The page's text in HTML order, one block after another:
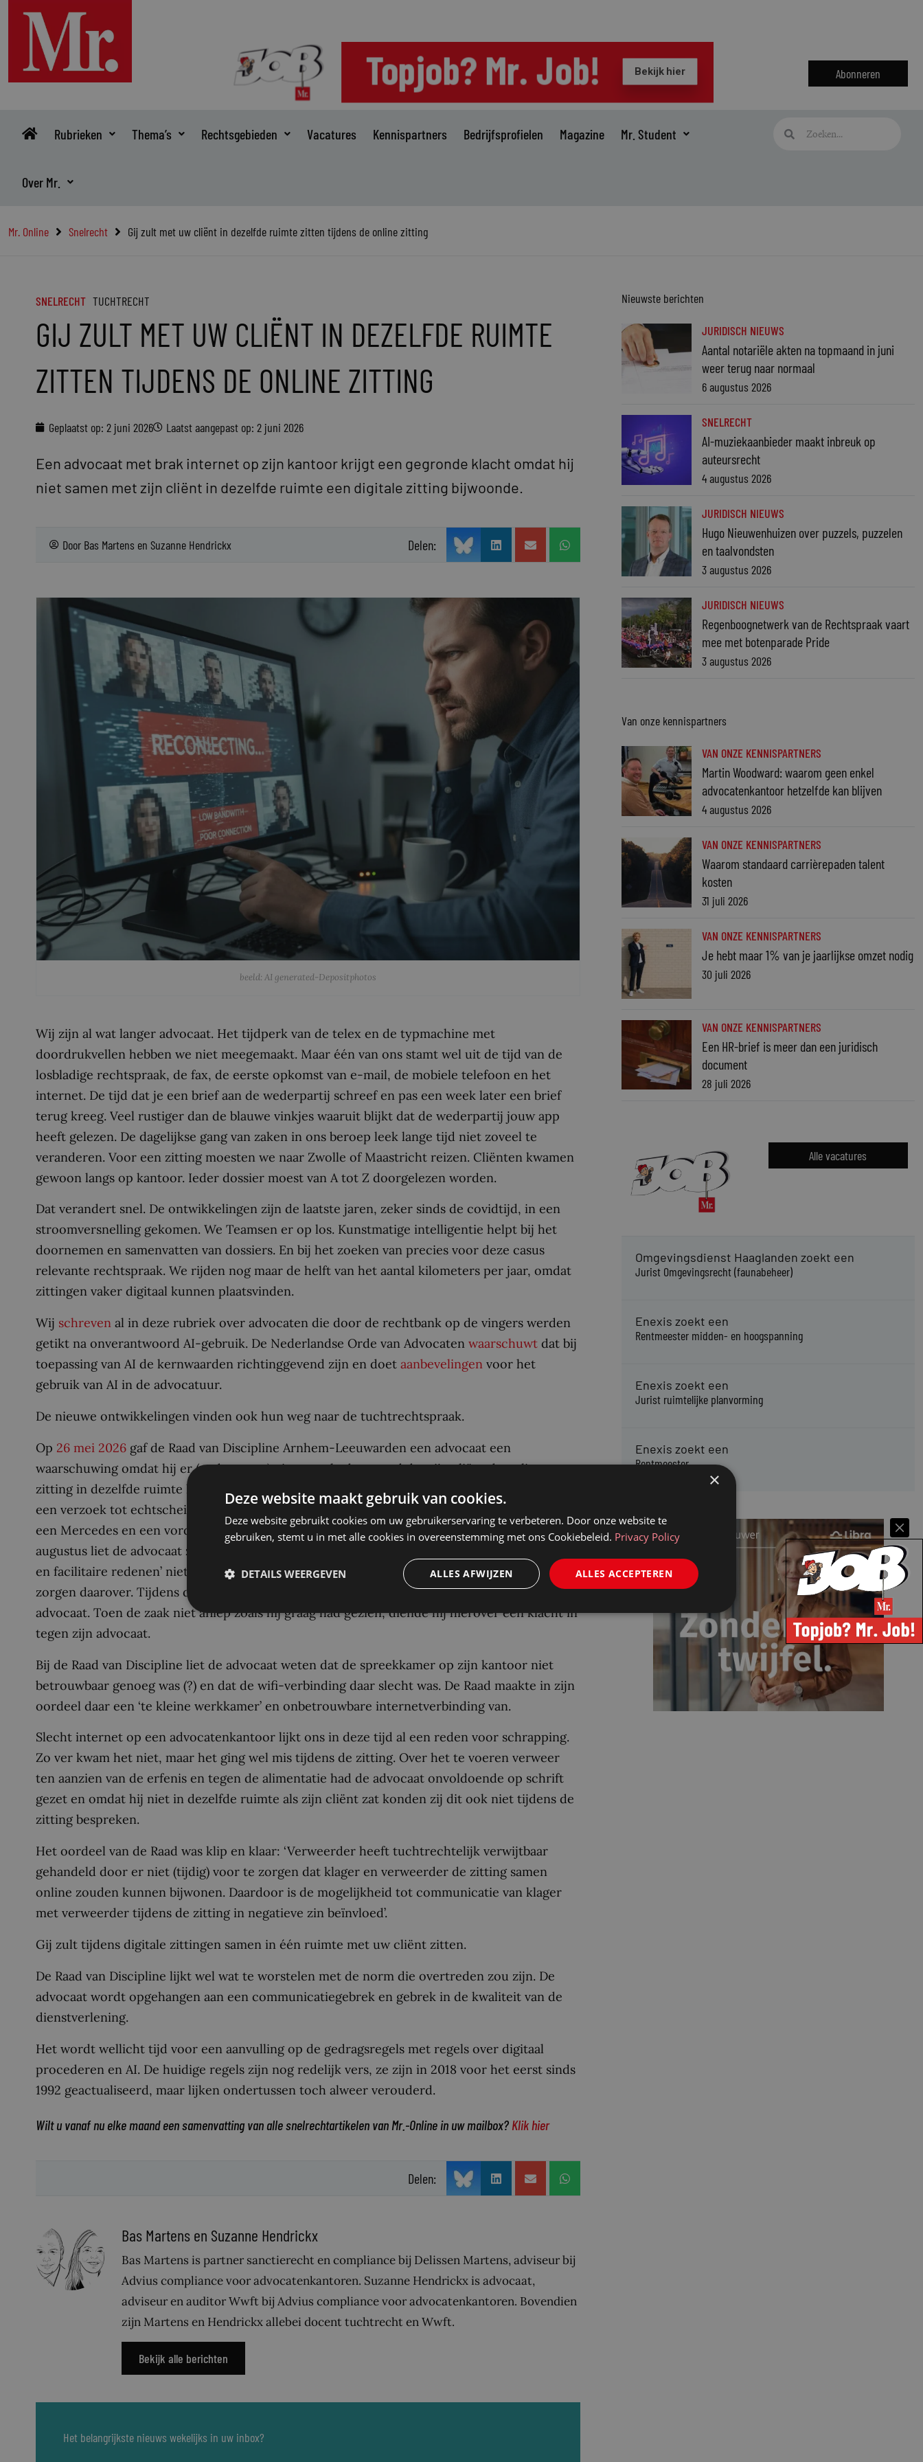
inhoud
Abonneren
Rubrieken Thema’s Rechtsgebieden Vacatures Kennispartners Bedrijfsprofielen Magazine Mr. Student
Over Mr.
Zoeken
Mr. Online Snelrecht Gij zult met uw cliënt in dezelfde ruimte zitten tijdens de online zitting
SNELRECHT TUCHTRECHT
GIJ ZULT MET UW CLIËNT IN DEZELFDE RUIMTE
ZITTEN TIJDENS DE ONLINE ZITTING
Geplaatst op: 2 juni 2026 Laatst aangepast op: 2 juni 2026
Een advocaat met brak internet op zijn kantoor krijgt een gegronde klacht omdat hij
niet samen met zijn cliënt in dezelfde ruimte een digitale zitting bijwoonde.
Door Bas Martens en Suzanne Hendrickx Delen:
beeld: AI generated-Depositphotos
Wij zijn al wat langer advocaat. Het tijdperk van de telex en de typmachine met
doordrukvellen hebben we niet meegemaakt. Maar één van ons stamt wel uit de tijd van de
losbladige rechtspraak, de fax, de eerste opkomst van e-mail, de mobiele telefoon en het
internet. De tijd dat je een brief aan de wederpartij schreef en pas een week later een brief
terug kreeg. Veel rustiger dan de blauwe vinkjes waaruit blijkt dat de wederpartij jouw app
heeft gelezen. De dagelijkse gang van zaken in ons beroep leek lange tijd niet zoveel te
veranderen. Voor een zitting moesten we naar Zwolle of Maastricht reizen. Cliënten kwamen
gewoon langs op kantoor. Ieder dossier moest van A tot Z doorgelezen worden.
Dat verandert snel. De ontwikkelingen zijn de laatste jaren, zeker sinds de covidtijd, in een
stroomversnelling gekomen. We Teamsen er op los. Kunstmatige intelligentie helpt bij het
doornemen en samenvatten van dossiers. En bij het zoeken van precies voor deze casus
relevante rechtspraak. We rijden nog maar de helft van het aantal kilometers per jaar, omdat
zittingen vaker digitaal kunnen plaatsvinden.
Wij schreven al in deze rubriek over advocaten die door de rechtbank op de vingers werden
getikt na onverantwoord AI-gebruik. De Nederlandse Orde van Advocaten waarschuwt dat bij
toepassing van AI de kernwaarden richtinggevend zijn en doet aanbevelingen voor het
gebruik van AI in de advocatuur.
De nieuwe ontwikkelingen vinden ook hun weg naar de tuchtrechtspraak.
Op 26 mei 2026 gaf de Raad van Discipline Arnhem-Leeuwarden een advocaat een
waarschuwing omdat hij er (onder meer) niet voor had gezorgd dat zijn cliënt de online
zitting in dezelfde ruimte kon bijwonen. Klager lag in scheiding. Zijn ex-echtgenote diende
een verzoek tot echtscheiding met nevenvoorzieningen in. Daar ging het onder meer over
een Mercedes en een vordering op de nalatenschap van de moeder van de ex-echtgenote. In
augustus liet de advocaat zijn cliënt weten dat de digitale zitting in oktober om ‘technische
en facilitaire redenen’ niet gezamenlijk op kantoor kon plaatsvinden. De cliënt uitte zijn
zorgen daarover. Tijdens de zitting zat de wederpartij wel in dezelfde ruimte met haar
advocaat. Toen de zaak niet afliep zoals hij graag had gezien, diende hij hierover een klacht in
tegen zijn advocaat.
Bij de Raad van Discipline liet de advocaat weten dat de spreekkamer op zijn kantoor niet
betrouwbaar genoeg was (?) en dat de wifi-verbinding daar slecht was. De Raad maakte in zijn
oordeel daar een ‘te kleine werkkamer’ en onbetrouwbare internetverbinding van.
Slecht internet op een advocatenkantoor lijkt ons in deze tijd al een reden voor schrapping.
Zo ver kwam het niet, maar het ging wel mis tijdens de zitting. Over het te voeren verweer
ten aanzien van de erfenis en tegen de alimentatie had de advocaat onvoldoende op schrift
gezet en omdat hij niet in dezelfde ruimte als zijn cliënt zat konden zij dit ook niet tijdens de
zitting bespreken.
Het oordeel van de Raad was klip en klaar: ‘Verweerder heeft tuchtrechtelijk verwijtbaar
gehandeld door er niet (tijdig) voor te zorgen dat klager en verweerder de zitting samen
online zouden kunnen bijwonen. Daardoor is de mogelijkheid tot communicatie van klager
met verweerder tijdens de zitting in negatieve zin beïnvloed’.
Gij zult tijdens digitale zittingen samen in één ruimte met uw cliënt zitten.
De Raad van Discipline lijkt wel wat te worstelen met de norm die overtreden zou zijn. De
advocaat wordt opgehangen aan een communicatiegebrek en gebrek in de kwaliteit van de
dienstverlening.
Het wordt wellicht tijd voor een aanvulling op de gedragsregels met regels over digitaal
procederen en AI. De huidige regels zijn nog redelijk vers, ze zijn in 2018 voor het eerst sinds
1992 geactualiseerd, maar lijken ondertussen toch alweer verouderd.
Wilt u vanaf nu elke maand een samenvatting van alle snelrechtartikelen van Mr.-Online in uw mailbox? Klik hier
Delen:
Bas Martens en Suzanne Hendrickx
Bas Martens is partner sanctierecht en compliance bij Delissen Martens, adviseur bij
Advius compliance voor advocatenkantoren. Suzanne Hendrickx is advocaat,
adviseur en auditor Wwft bij Advius compliance voor advocatenkantoren. Bovendien
zijn Martens en Hendrickx allebei docent tuchtrecht en Wwft.
Bekijk alle berichten
Het belangrijkste nieuws wekelijks in uw inbox?
Nieuwste berichten
JURIDISCH NIEUWS
Aantal notariële akten na topmaand in juni
weer terug naar normaal
6 augustus 2026
SNELRECHT
AI-muziekaanbieder maakt inbreuk op
auteursrecht
4 augustus 2026
JURIDISCH NIEUWS
Hugo Nieuwenhuizen over puzzels, puzzelen
en taalvondsten
3 augustus 2026
JURIDISCH NIEUWS
Regenboognetwerk van de Rechtspraak vaart
mee met botenparade Pride
3 augustus 2026
Van onze kennispartners
VAN ONZE KENNISPARTNERS
Martin Woodward: waarom geen enkel
advocatenkantoor hetzelfde kan blijven
4 augustus 2026
VAN ONZE KENNISPARTNERS
Waarom standaard carrièrepaden talent
kosten
31 juli 2026
VAN ONZE KENNISPARTNERS
Je hebt maar 1% van je jaarlijkse omzet nodig
30 juli 2026
VAN ONZE KENNISPARTNERS
Een HR-brief is meer dan een juridisch
document
28 juli 2026
Alle vacatures
Omgevingsdienst Haaglanden zoekt een
Jurist Omgevingsrecht (faunabeheer)
Enexis zoekt een
Rentmeester midden- en hoogspanning
Enexis zoekt een
Jurist ruimtelijke planvorming
Enexis zoekt een
Rentmeester
×
Deze website maakt gebruik van cookies.
Deze website gebruikt cookies om uw gebruikerservaring te verbeteren. Door onze website te
gebruiken, stemt u in met alle cookies in overeenstemming met ons Cookiebeleid. Privacy Policy
ALLES ACCEPTEREN
ALLES AFWIJZEN
DETAILS WEERGEVEN